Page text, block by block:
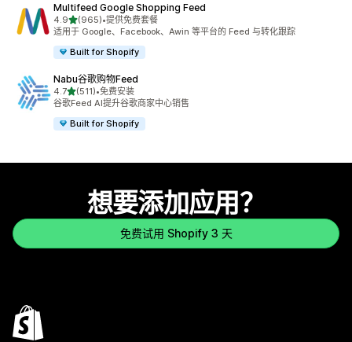
Multifeed Google Shopping Feed
4.9星（满分 5 星）
(965)
总共 965 条评论
•提供免费套餐
适用于 Google、Facebook、Awin 等平台的 Feed 与转化跟踪
Built for Shopify
Nabu谷歌购物Feed
4.7星（满分 5 星）
(511)
总共 511 条评论
•免费安装
谷歌Feed AI提升谷歌商家中心销售
Built for Shopify
想要添加应用？
免费试用 Shopify 3 天